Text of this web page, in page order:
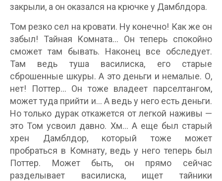
закрыли, а он оказался на крючке у Дамблдора.
Том резко сел на кровати. Ну конечно! Как же он
забыл! Тайная Комната… Он теперь спокойно
сможет там бывать. Наконец все обследует.
Там ведь туша василиска, его старые
сброшенные шкуры. А это деньги и немалые. О,
нет! Поттер… Он тоже владеет парселтангом,
может туда прийти и… А ведь у него есть деньги.
Но только дурак откажется от легкой наживы —
это Том усвоил давно. Хм… А еще был старый
хрен Дамблдор, который тоже может
пробраться в Комнату, ведь у него теперь был
Поттер. Может быть, он прямо сейчас
разделывает василиска, ищет тайники